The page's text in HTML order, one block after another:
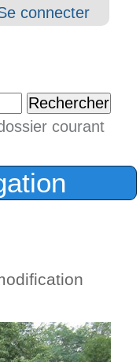
Outils
connecter
courant